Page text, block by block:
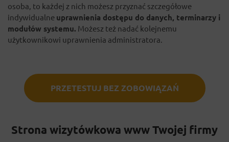
osoba, to każdej z nich możesz przyznać szczegółowe
indywidualne uprawnienia dostępu do danych, terminarzy i
modułów systemu. Możesz też nadać kolejnemu
użytkownikowi uprawnienia administratora.
PRZETESTUJ BEZ ZOBOWIĄZAŃ
Strona wizytówkowa www Twojej firmy